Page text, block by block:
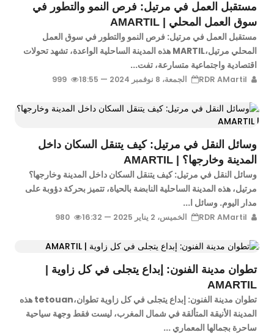
مستقبل العمل في مرتيل: فرص النمو والتطور في
سوق العمل المحلي | AMARTIL
مستقبل العمل في مرتيل: فرص النمو والتطور في سوق العمل
المحلي مرتيل،MARTIL هذه المدينة الساحلية الواعدة، تشهد تحولات
اقتصادية واجتماعية متسارعة، تفت...
الجمعة، 8 نوفمبر 2024 — 18:55
وسائل النقل في مرتيل: كيف يتنقل السكان داخل
المدينة وخارجها؟ | AMARTIL
وسائل النقل في مرتيل: كيف يتنقل السكان داخل المدينة وخارجها؟
مرتيل، هذه المدينة الساحلية النابضة بالحياة، تتميز بحركة دؤوبة على
مدار اليوم. وسائل ا...
الخميس، 2 يناير 2025 — 16:32
تطوان مدينة الفنون: إبداع يتجلى في كل زاوية |
AMARTIL
تطوان مدينة الفنون: إبداع يتجلى في كل زاوية تطوان،tetouan هذه
المدينة الأنيقة المتألقة في شمال المغرب، ليست فقط وجهة سياحية
ساحرة بجمالها المعماري ...